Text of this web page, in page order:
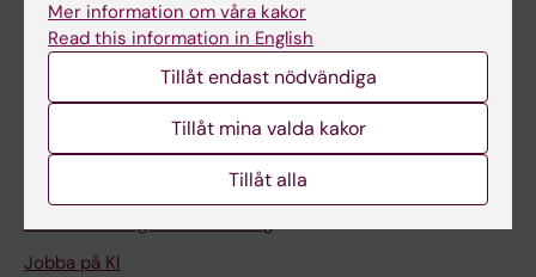
Medarbetare
Medarbetarportalen
Kontakta och besök KI
Stöd forskning och utbildning
Jobba på KI
Mer information om våra kakor
Read this information in English
Tillåt endast nödvändiga
Tillåt mina valda kakor
Tillåt alla